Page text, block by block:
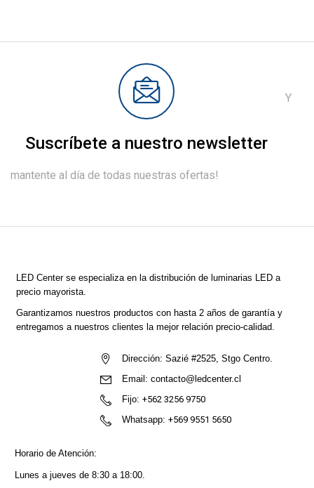
Suscríbete a nuestro newsletter
Y
mantente al día de todas nuestras ofertas!
LED Centerse especializa en la distribución de luminarias LED a
precio mayorista.
Garantizamos nuestros productos con hasta 2 años de garantía y
entregamos a nuestros clientes la mejor relación precio-calidad.
Dirección: Sazié #2525, Stgo Centro.
Email: contacto@ledcenter.cl
Fijo: +562 3256 9750
Whatsapp: +569 9551 5650
Horario de Atención:
Lunes a jueves de 8:30 a 18:00.